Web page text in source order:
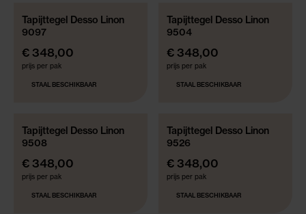
Tapijttegel Desso Linon
9097
€ 348,00
prijs per pak
STAAL BESCHIKBAAR
Tapijttegel Desso Linon
9504
€ 348,00
prijs per pak
STAAL BESCHIKBAAR
Tapijttegel Desso Linon
9508
€ 348,00
prijs per pak
STAAL BESCHIKBAAR
Tapijttegel Desso Linon
9526
€ 348,00
prijs per pak
STAAL BESCHIKBAAR